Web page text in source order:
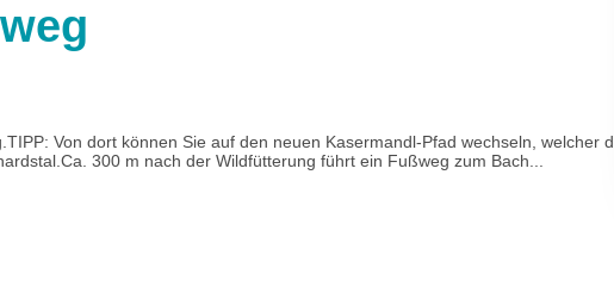
Von dort können Sie auf den neuen Kasermandl-Pfad wechseln, welcher
300 m nach der Wildfütterung führt ein Fußweg zum Bach...